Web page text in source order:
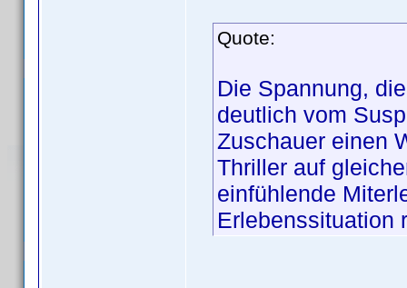
Quote:
Die Spannung,
deutlich vom
Zuschauer einen
Thriller auf
einfühlende
Erlebenssituation